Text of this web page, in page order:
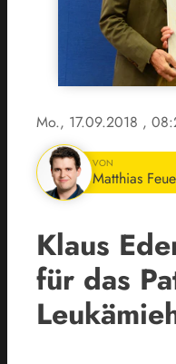
Mo., 17.09.2018 ,
VON
Matthias
Klaus
für das